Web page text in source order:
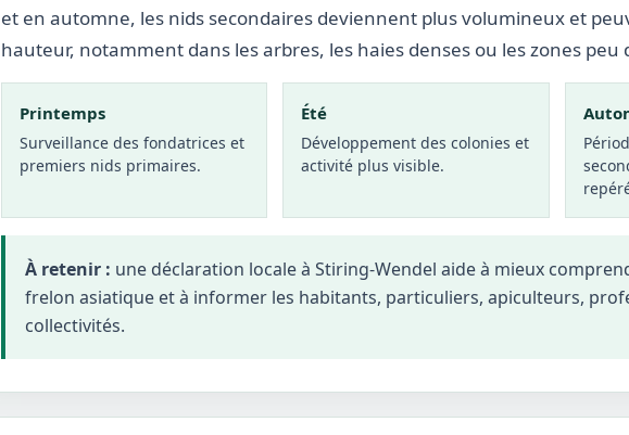
et en automne, les nids secondaires deviennent plus volumineux et
hauteur, notamment dans les arbres, les haies denses ou les zones peu
Printemps
Surveillance des fondatrices et
premiers nids primaires.
Été
Développement des colonies et
activité plus visible.
À retenir : une déclaration locale à Stiring-Wendel aide à mieux
frelon asiatique et à informer les habitants, particuliers, apiculteurs,
collectivités.